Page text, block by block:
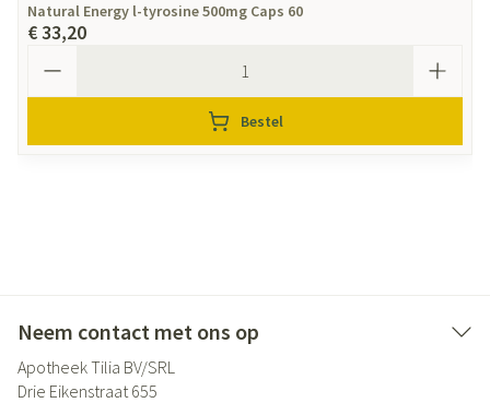
Natural Energy l-tyrosine 500mg Caps 60
€ 33,20
Bestel
Neem contact met ons op
Apotheek Tilia BV/SRL
Drie Eikenstraat 655